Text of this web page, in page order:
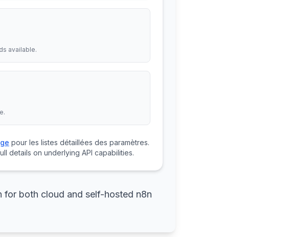
available.
pour les listes détaillées des paramètres.
details on underlying API capabilities.
for both cloud and self-hosted n8n